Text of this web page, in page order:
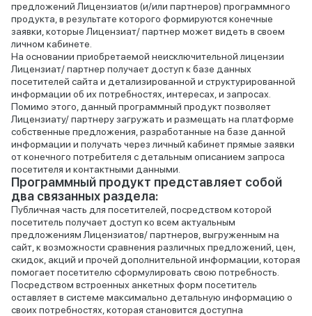
предложений Лицензиатов (и/или партнеров) программного
продукта, в результате которого формируются конечные
заявки, которые Лицензиат/ партнер может видеть в своем
личном кабинете.
На основании приобретаемой неисключительной лицензии
Лицензиат/ партнер получает доступ к базе данных
посетителей сайта и детализированной и структурированной
информации об их потребностях, интересах, и запросах.
Помимо этого, данный программный продукт позволяет
Лицензиату/ партнеру загружать и размещать на платформе
собственные предложения, разработанные на базе данной
информации и получать через личный кабинет прямые заявки
от конечного потребителя с детальным описанием запроса
посетителя и контактными данными.
Программный продукт представляет собой
два связанных раздела:
Публичная часть для посетителей, посредством которой
посетитель получает доступ ко всем актуальным
предложениям Лицензиатов/ партнеров, выгруженным на
сайт, к возможности сравнения различных предложений, цен,
скидок, акций и прочей дополнительной информации, которая
помогает посетителю сформулировать свою потребность.
Посредством встроенных анкетных форм посетитель
оставляет в системе максимально детальную информацию о
своих потребностях, которая становится доступна